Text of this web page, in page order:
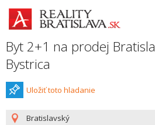
Byt 2+1 na prodej
Bystrica
Uložiť toto hladanie
Bratislavský